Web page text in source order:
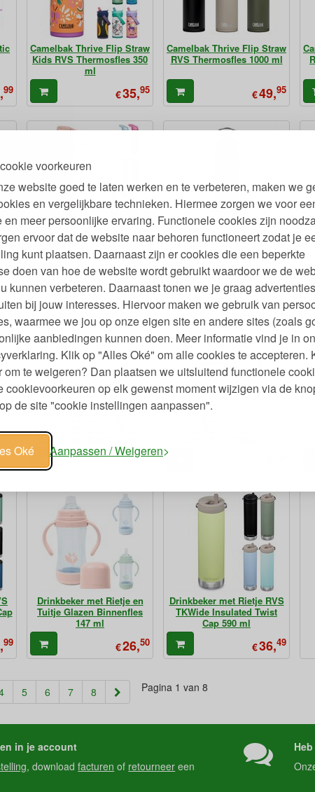
voorkeuren
website goed te laten werken en te verbeteren, maken we
en vergelijkbare technieken. Hiermee zorgen we voor
en meer persoonlijke ervaring. Functionele cookies zijn
ervoor dat de website naar behoren functioneert zodat je
kunt plaatsen. Daarnaast zijn er cookies die een beperkte
doen van hoe de website wordt gebruikt waardoor we de
kunnen verbeteren. Daarnaast tonen we je graag
bij jouw interesses. Hiervoor maken we gebruik van
waarmee we jou op onze eigen site en andere sites (zoals
aanbiedingen kunnen doen. Meer informatie vind je in
Klik op "Alles Oké" om alle cookies te accepteren.
om te weigeren? Dan plaatsen we uitsluitend functionele
cookievoorkeuren op elk gewenst moment wijzigen via de
de site "cookie instellingen aanpassen".
Oké Aanpassen / Weigeren
99
Camelbak Thrive Flip Straw
Kids RVS Thermosfles 350
ml
€35,95
Camelbak Thrive Flip Straw
RVS Thermosfles 1000 ml
€49,95
95
Classic Bidon RVS met
Flip Sport Cap Lekdicht
met Rietje 530 ml
€21, 95
Classic Insulated Narrow
Thermosfles 355 ml
31,49 € 24,95
99
Fles Brede Hals 2 Stuks
7,49
99
Drinkbeker met Rietje en
Tuitje Glazen Binnenfles
147 ml
€26,50
Drinkbeker met Rietje RVS
TKWide Insulated Twist
Cap 590 ml
€36,49
5 6 7 8 Pagina 1 van 8
in je account
, downloadfacturen of retourneer een